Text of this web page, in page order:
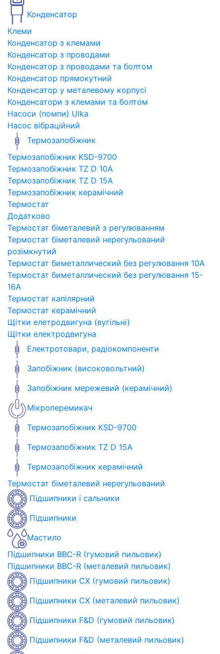
Конденсатор
Клеми
Конденсатор з клемами
Конденсатор з проводами
Конденсатор з проводами та болтом
Конденсатор прямокутний
Конденсатор у металевому корпусі
Конденсатори з клемами та болтом
Насоси (помпи) Ulka
Насос вібраційний
Термозапобіжник
Термозапобіжник KSD-9700
Термозапобіжник TZ D 10A
Термозапобіжник TZ D 15A
Термозапобіжник керамічний
Термостат
Додатково
Термостат біметалевий з регулюванням
Термостат біметалевий нерегульований
розімкнутий
Термостат биметаллический без регулювання 10A
Термостат биметаллический без регулювання 15-
16A
Термостат капілярний
Термостат керамічний
Щітки елетродвигуна (вугільні)
Щітки електродвигуна
Електротовари, радіокомпоненти
Запобіжник (високовольтний)
Запобіжник мережевий (керамічний)
Мікроперемикач
Термозапобіжник KSD-9700
Термозапобіжник TZ D 15A
Термозапобіжник керамічний
Термостат біметалевий нерегульований
Підшипники і сальники
Підшипники
Мастило
Підшипники BBC-R (гумовий пильовик)
Підшипники BBC-R (металевий пильовик)
Підшипники CX (гумовий пильовик)
Підшипники CX (металевий пильовик)
Підшипники F&D (гумовий пильовик)
Підшипники F&D (металевий пильовик)